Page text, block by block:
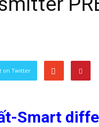
on Twitter
Smart